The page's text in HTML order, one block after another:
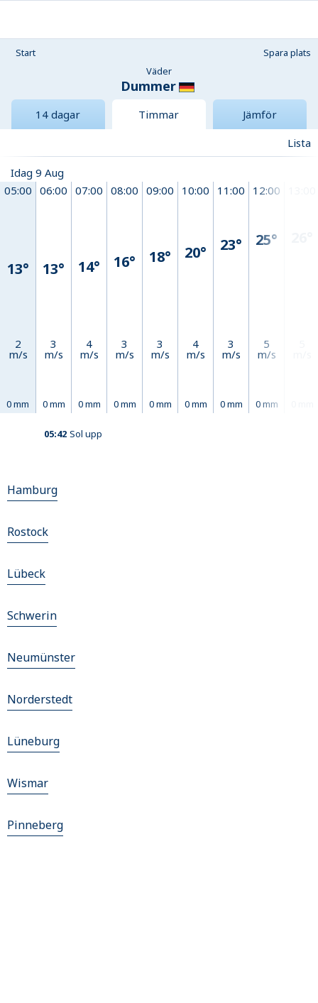
Start
Spara plats
Väder
Dummer
14 dagar Timmar
Jämför
Lista
Idag 9 Aug
05:00
13°
2
m/s
0 mm
06:00
13°
3
m/s
0 mm
07:00
14°
4
m/s
0 mm
08:00
16°
3
m/s
0 mm
09:00
18°
3
m/s
0 mm
10:00
20°
4
m/s
0 mm
11:00
23°
3
m/s
0 mm
12:00
25°
5
m/s
0 mm
05:42 Sol upp
Hamburg
Rostock
Lübeck
Schwerin
Neumünster
Norderstedt
Lüneburg
Wismar
Pinneberg